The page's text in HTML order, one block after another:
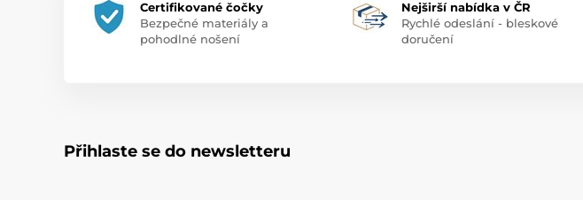
Certifikované čočky
Bezpečné materiály a
pohodlné nošení
Nejširší nabídka v ČR
Rychlé odeslání - bleskové
doručení
Přihlaste se do newsletteru